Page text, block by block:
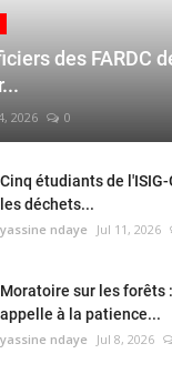
des FARDC
2026 0
Cinq étudiants de
les déchets...
yassine ndaye Jul 11, 2026
Moratoire sur les forêts
appelle à la patience...
yassine ndaye Jul 8, 2026